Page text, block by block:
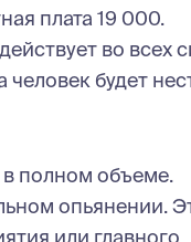
плата 19 000.
во всех
будет
в полном объеме.
опьянении.
или главного